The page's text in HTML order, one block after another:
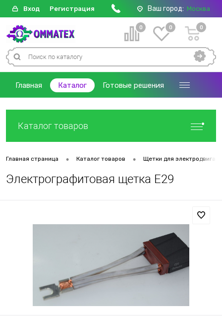
Вход Регистрация Ваш город: Москва
0 0 0
Главная Каталог Готовые решения
Каталог товаров
Главная страница • Каталог товаров • Щетки для
Электрографитовая щетка E29